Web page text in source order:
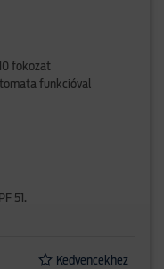
fokozat
funkcióval
51.
Kedvencekhez